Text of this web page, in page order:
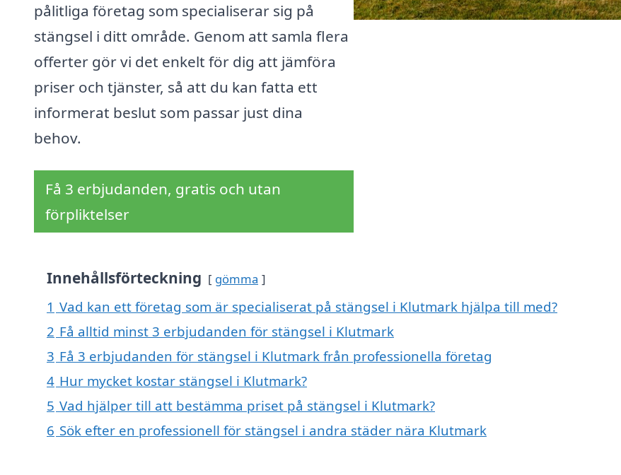
pålitliga företag som specialiserar sig på
stängsel i ditt område. Genom att samla flera
offerter gör vi det enkelt för dig att jämföra
priser och tjänster, så att du kan fatta ett
informerat beslut som passar just dina
behov.
Få 3 erbjudanden, gratis och utan
förpliktelser
Innehållsförteckning gömma
1 Vad kan ett företag som är specialiserat på stängsel i Klutmark hjälpa till med?
2 Få alltid minst 3 erbjudanden för stängsel i Klutmark
3 Få 3 erbjudanden för stängsel i Klutmark från professionella företag
4 Hur mycket kostar stängsel i Klutmark?
5 Vad hjälper till att bestämma priset på stängsel i Klutmark?
6 Sök efter en professionell för stängsel i andra städer nära Klutmark